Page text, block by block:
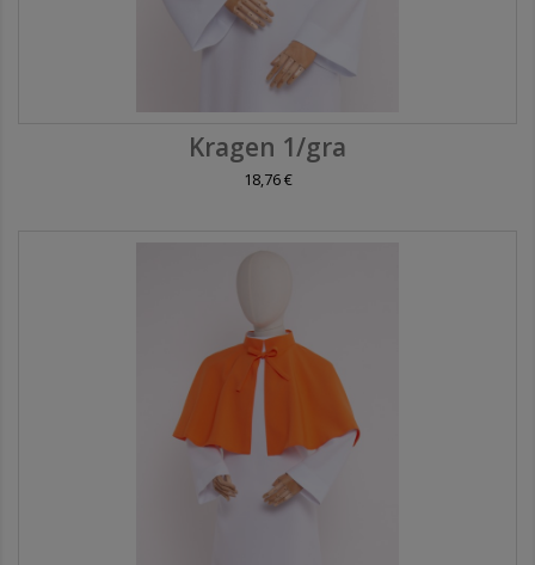
Kragen 1/gra
18,76 €